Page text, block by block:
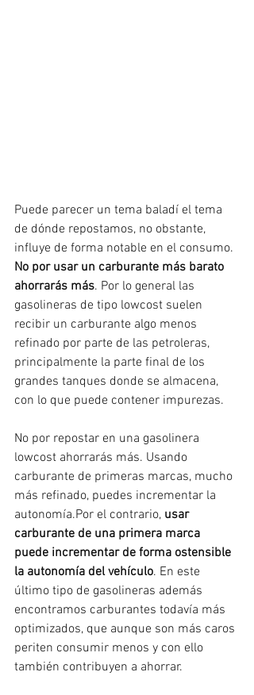
Puede parecer un tema baladí el tema
de dónde repostamos, no obstante,
influye de forma notable en el consumo.
No por usar un carburante más barato
ahorrarás más. Por lo general las
gasolineras de tipo lowcost suelen
recibir un carburante algo menos
refinado por parte de las petroleras,
principalmente la parte final de los
grandes tanques donde se almacena,
con lo que puede contener impurezas.
No por repostar en una gasolinera
lowcost ahorrarás más. Usando
carburante de primeras marcas, mucho
más refinado, puedes incrementar la
autonomía.Por el contrario, usar
carburante de una primera marca
puede incrementar de forma ostensible
la autonomía del vehículo. En este
último tipo de gasolineras además
encontramos carburantes todavía más
optimizados, que aunque son más caros
periten consumir menos y con ello
también contribuyen a ahorrar.